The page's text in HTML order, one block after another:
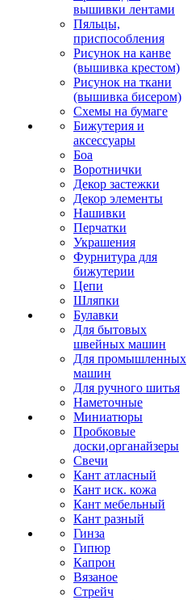
вышивки лентами
Пяльцы,
приспособления
Рисунок на канве
(вышивка крестом)
Рисунок на ткани
(вышивка бисером)
Схемы на бумаге
Бижутерия и
аксессуары
Боа
Воротнички
Декор застежки
Декор элементы
Нашивки
Перчатки
Украшения
Фурнитура для
бижутерии
Цепи
Шляпки
Булавки
Для бытовых
швейных машин
Для промышленных
машин
Для ручного шитья
Наметочные
Миниатюры
Пробковые
доски,органайзеры
Свечи
Кант атласный
Кант иск. кожа
Кант мебельный
Кант разный
Гинза
Гипюр
Капрон
Вязаное
Стрейч